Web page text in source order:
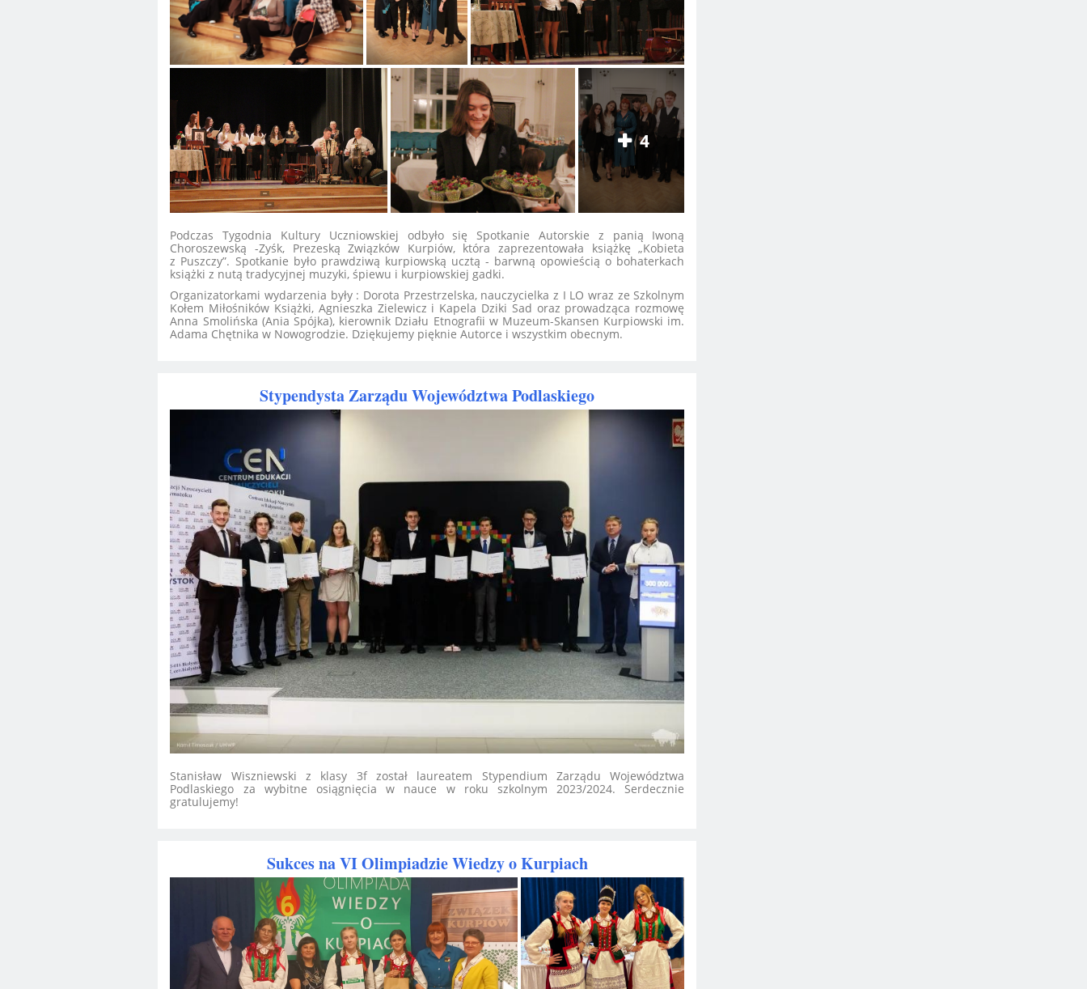
4
Podczas Tygodnia Kultury Uczniowskiej odbyło się Spotkanie Autorskie z panią Iwoną
Choroszewską -Zyśk, Prezeską Związków Kurpiów, która zaprezentowała książkę „Kobieta
z Puszczy”. Spotkanie było prawdziwą kurpiowską ucztą - barwną opowieścią o bohaterkach
książki z nutą tradycyjnej muzyki, śpiewu i kurpiowskiej gadki.
Organizatorkami wydarzenia były : Dorota Przestrzelska, nauczycielka z I LO wraz ze Szkolnym
Kołem Miłośników Książki, Agnieszka Zielewicz i Kapela Dziki Sad oraz prowadząca rozmowę
Anna Smolińska (Ania Spójka), kierownik Działu Etnografii w Muzeum-Skansen Kurpiowski im.
Adama Chętnika w Nowogrodzie. Dziękujemy pięknie Autorce i wszystkim obecnym.
Stypendysta Zarządu Województwa Podlaskiego
Stanisław Wiszniewski z klasy 3f został laureatem Stypendium Zarządu Województwa
Podlaskiego za wybitne osiągnięcia w nauce w roku szkolnym 2023/2024. Serdecznie
gratulujemy!
Sukces na VI Olimpiadzie Wiedzy o Kurpiach